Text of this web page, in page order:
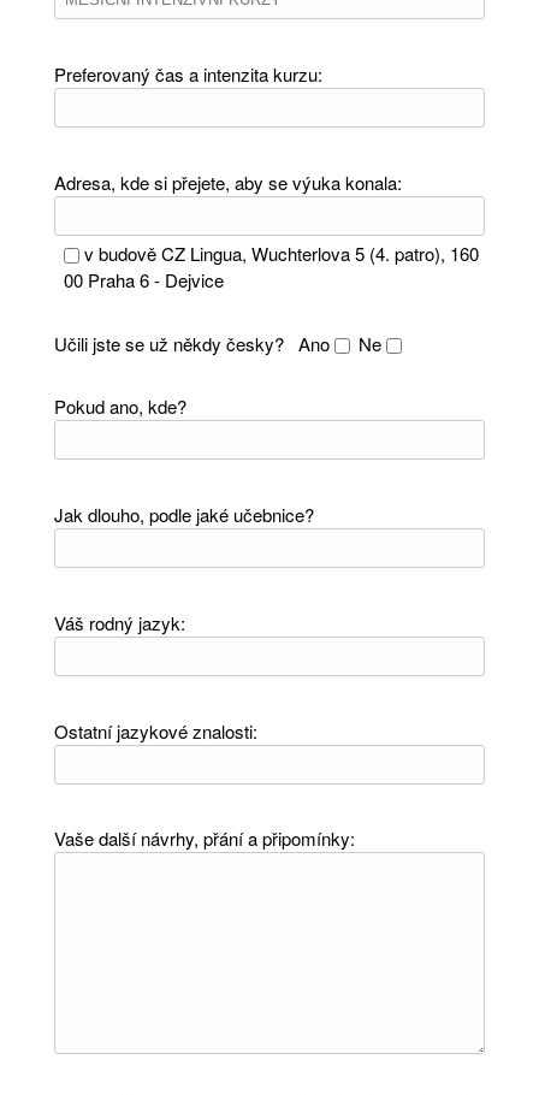
Preferovaný čas a intenzita kurzu:
Adresa, kde si přejete, aby se výuka konala:
v budově CZ Lingua, Wuchterlova 5 (4. patro), 160
00 Praha 6 - Dejvice
Učili jste se už někdy česky? Ano Ne
Pokud ano, kde?
Jak dlouho, podle jaké učebnice?
Váš rodný jazyk:
Ostatní jazykové znalosti:
Vaše další návrhy, přání a připomínky: